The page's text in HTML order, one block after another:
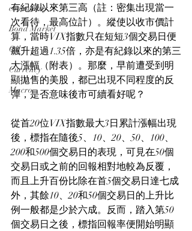
commodity
Bond Market
Oil
Currency
Macro
有紀錄以來第三高（註：密集出現當一
次看待，最高位計）。縱使以收市價計
算，當時VIX指數只在短短3個交易日便
飆升超過1.35倍，亦是有紀錄以來的第三
大漲幅（附表）。那麼，早前遭受到明
顯拋售的美股，都已出現不同程度的反
彈，是否意味後市可續看好呢？
從首20位VIX指數最大3日累計漲幅出現
後，標指在隨後5、10、20、50、100、
200和500個交易日的表現，可見在50個
交易日或之前的回報相對地較為反覆，
而且上升百份比除在首5個交易日達七成
外，其餘10、20和50個交易日的上升比
例一般都是少於六成。反而，踏入第50
個交易日之後，標指回報率便開始明顯